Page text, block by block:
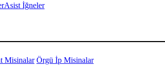
Asist İğneler
Misinalar Örgü İp Misinalar